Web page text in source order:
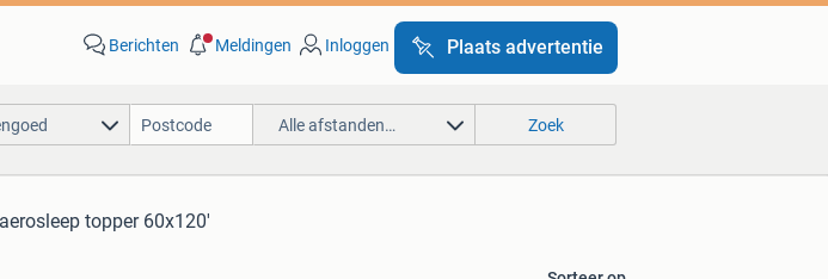
Berichten Meldingen Inloggen Plaats advertentie
Alle afstanden… Zoek
topper 60x120'